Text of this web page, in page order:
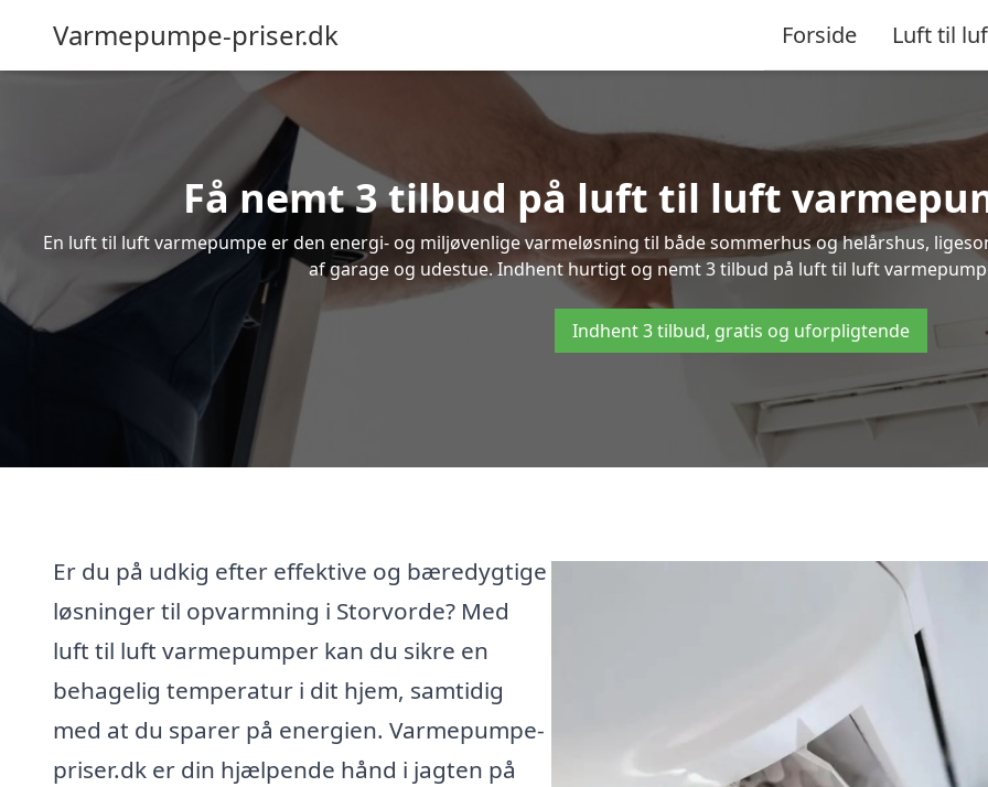
Varmepumpe-priser.dk Forside Luft til
Få nemt 3 tilbud på luft til luft
En luft til luft varmepumpe er den energi- og miljøvenlige varmeløsning til både sommerhus og helårshus,
af garage og udestue. Indhent hurtigt og nemt 3 tilbud på luft til luft
Indhent 3 tilbud, gratis og uforpligtende
Er du på udkig efter effektive og bæredygtige
løsninger til opvarmning i Storvorde? Med
luft til luft varmepumper kan du sikre en
behagelig temperatur i dit hjem, samtidig
med at du sparer på energien. Varmepumpe-
priser.dk er din hjælpende hånd i jagten på